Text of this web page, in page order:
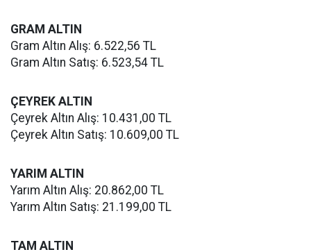
GRAM ALTIN
Gram Altın Alış: 6.522,56 TL
Gram Altın Satış: 6.523,54 TL
ÇEYREK ALTIN
Çeyrek Altın Alış: 10.431,00 TL
Çeyrek Altın Satış: 10.609,00 TL
YARIM ALTIN
Yarım Altın Alış: 20.862,00 TL
Yarım Altın Satış: 21.199,00 TL
TAM ALTIN